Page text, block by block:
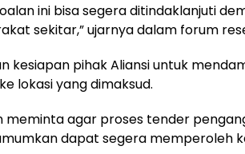
ini bisa segera ditindaklanjuti
sekitar,” ujarnya dalam forum
kesiapan pihak Aliansi untuk
lokasi yang dimaksud.
meminta agar proses tender
dapat segera memperoleh